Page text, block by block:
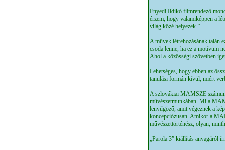
Enyedi Ildikó filmrendező
érzem, hogy valamiképpen a
világ közé helyezek.”
A művek létrehozásának talán
csoda lenne, ha ez a motívum
Ahol a közösségi szövetben
Lehetséges, hogy ebben az
tanulási formán kívül, miért
A szlovákiai MAMSZE
művészetmunkában. Mi a
lenyűgöző, amit végeznek a
koncepciózusan. Amikor a
művészettörténész, olyan,
„Parola 3” kiállítás anyagáról